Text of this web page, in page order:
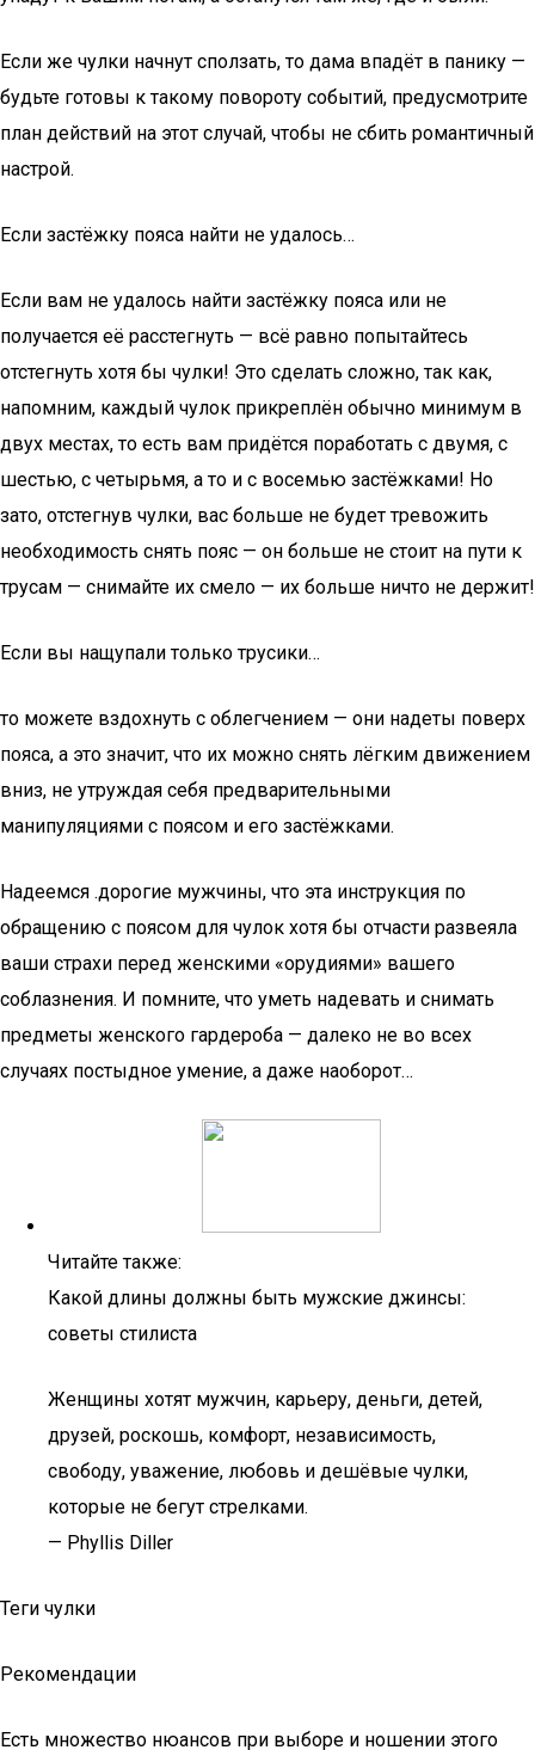
Если же чулки начнут сползать, то дама впадёт в панику —
будьте готовы к такому повороту событий, предусмотрите
план действий на этот случай, чтобы не сбить романтичный
настрой.
Если застёжку пояса найти не удалось…
Если вам не удалось найти застёжку пояса или не
получается её расстегнуть — всё равно попытайтесь
отстегнуть хотя бы чулки! Это сделать сложно, так как,
напомним, каждый чулок прикреплён обычно минимум в
двух местах, то есть вам придётся поработать с двумя, с
шестью, с четырьмя, а то и с восемью застёжками! Но
зато, отстегнув чулки, вас больше не будет тревожить
необходимость снять пояс — он больше не стоит на пути к
трусам — снимайте их смело — их больше ничто не держит!
Если вы нащупали только трусики…
то можете вздохнуть с облегчением — они надеты поверх
пояса, а это значит, что их можно снять лёгким движением
вниз, не утруждая себя предварительными
манипуляциями с поясом и его застёжками.
Надеемся .дорогие мужчины, что эта инструкция по
обращению с поясом для чулок хотя бы отчасти развеяла
ваши страхи перед женскими «орудиями» вашего
соблазнения. И помните, что уметь надевать и снимать
предметы женского гардероба — далеко не во всех
случаях постыдное умение, а даже наоборот…
Читайте также:
Какой длины должны быть мужские джинсы:
советы стилиста
Женщины хотят мужчин, карьеру, деньги, детей,
друзей, роскошь, комфорт, независимость,
свободу, уважение, любовь и дешёвые чулки,
которые не бегут стрелками.
— Phyllis Diller
Теги чулки
Рекомендации
Есть множество нюансов при выборе и ношении этого